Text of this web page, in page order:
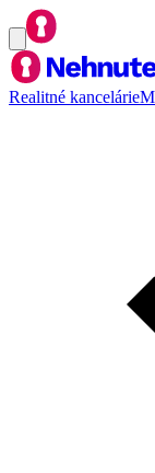
Realitné kancelárie